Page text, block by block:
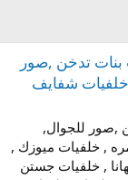
خلفيات بنات تدخن ,صور
خلفيات شباب حلوين2027 , خلفيات شفايف
,صور للجوال,
, خلفيات ميوزك ,
, خلفيات جستن